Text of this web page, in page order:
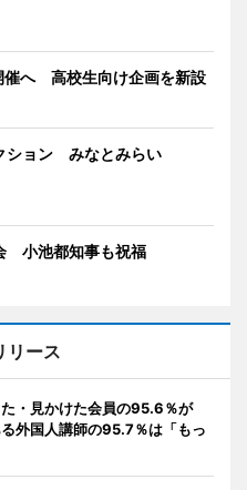
催へ 高校生向け企画を新設
ション みなとみらい
小池都知事も祝福
リース
・見かけた会員の95.6％が
外国人講師の95.7％は「もっ